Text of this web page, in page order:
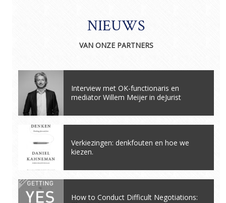
NIEUWS
VAN ONZE PARTNERS
Interview met OK-functionaris en
mediator Willem Meijer in deJurist
Verkiezingen: denkfouten en hoe we
kiezen.
How to Conduct Difficult Negotiations: